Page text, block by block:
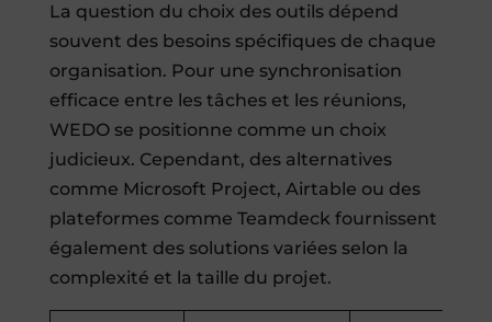
La question du choix des outils dépend
souvent des besoins spécifiques de chaque
organisation. Pour une synchronisation
efficace entre les tâches et les réunions,
WEDO se positionne comme un choix
judicieux. Cependant, des alternatives
comme Microsoft Project, Airtable ou des
plateformes comme Teamdeck fournissent
également des solutions variées selon la
complexité et la taille du projet.